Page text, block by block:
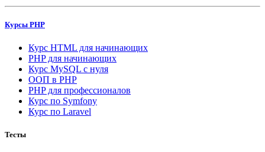
Курсы PHP
Курс HTML для начинающих
PHP для начинающих
Курс MySQL с нуля
ООП в PHP
PHP для профессионалов
Курс по Symfony
Курс по Laravel
Тесты